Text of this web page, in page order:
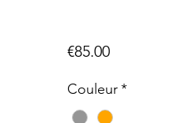
€85.00Price
Couleur*